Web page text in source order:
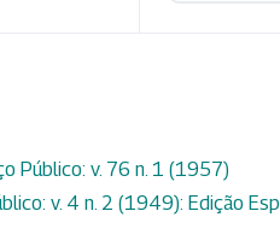
Público: v. 76 n. 1 (1957)
v. 4 n. 2 (1949): Edição